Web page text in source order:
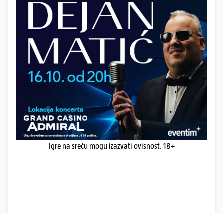
Igre na sreću mogu izazvati ovisnost. 18+